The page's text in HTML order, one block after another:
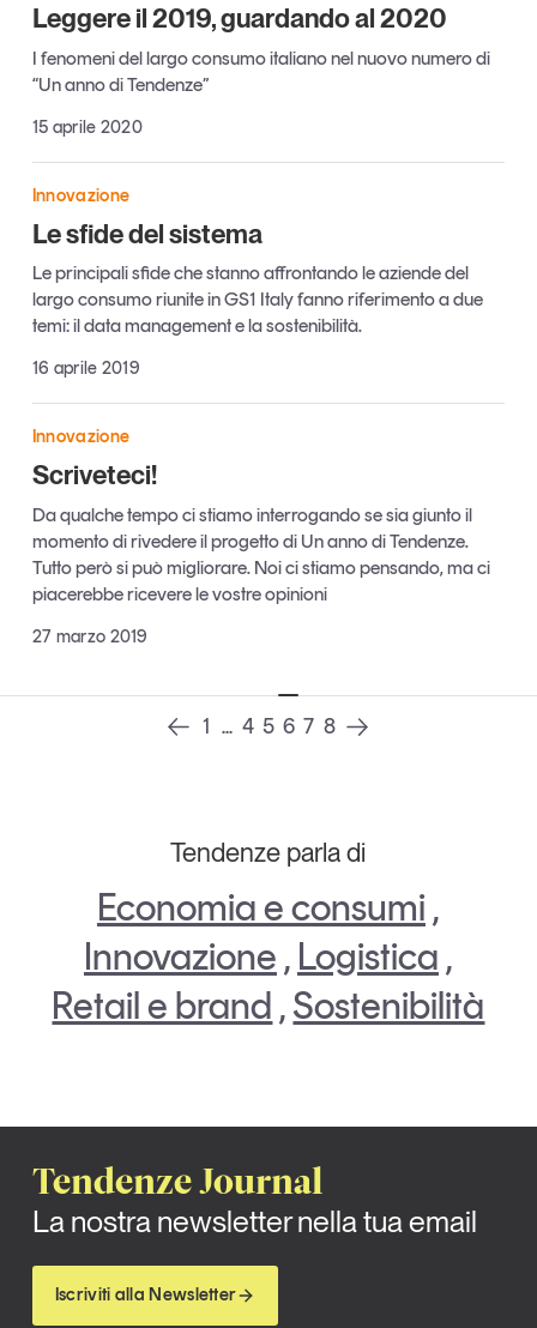
Iscriviti
Un anno di
Tendenze
Leggi il magazine
Tendenze è il magazine di GS1 Italy che racconta in
consumatori
Leggere il 2019, guardando al 2020
I fenomeni del largo consumo italiano nel nuovo numero di
“Un anno di Tendenze”
15 aprile 2020
Innovazione
Le sfide del sistema
Le principali sfide che stanno affrontando le aziende del
largo consumo riunite in GS1 Italy fanno riferimento a due
temi: il data management e la sostenibilità.
16 aprile 2019
Innovazione
Scriveteci!
Da qualche tempo ci stiamo interrogando se sia giunto il
momento di rivedere il progetto di Un anno di Tendenze.
Tutto però si può migliorare. Noi ci stiamo pensando, ma ci
piacerebbe ricevere le vostre opinioni
27 marzo 2019
1 ... 4 5 6 7 8
Tendenze parla di
Economia e consumi ,
Innovazione , Logistica ,
Retail e brand ,Sostenibilità
Tendenze Journal
La nostra newsletter nella tua email
Iscriviti alla Newsletter